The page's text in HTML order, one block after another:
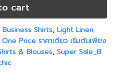
cart
Business Shirts, Light Linen
One Price ราคาเดียว เริ่มต้นเพียง
& Blouses, Super Sale_B